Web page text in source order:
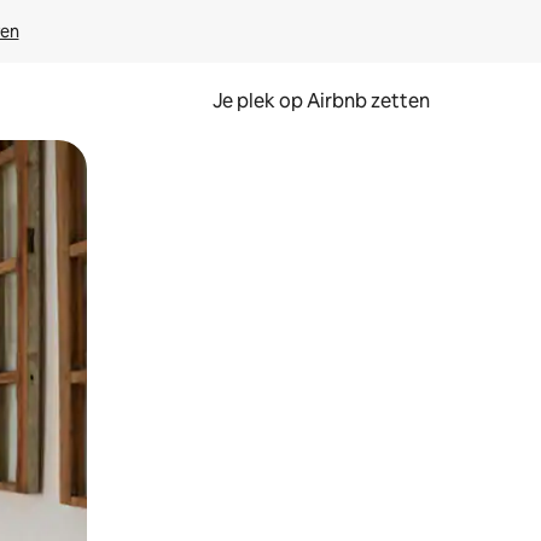
Je plek op Airbnb zetten
of swipen.